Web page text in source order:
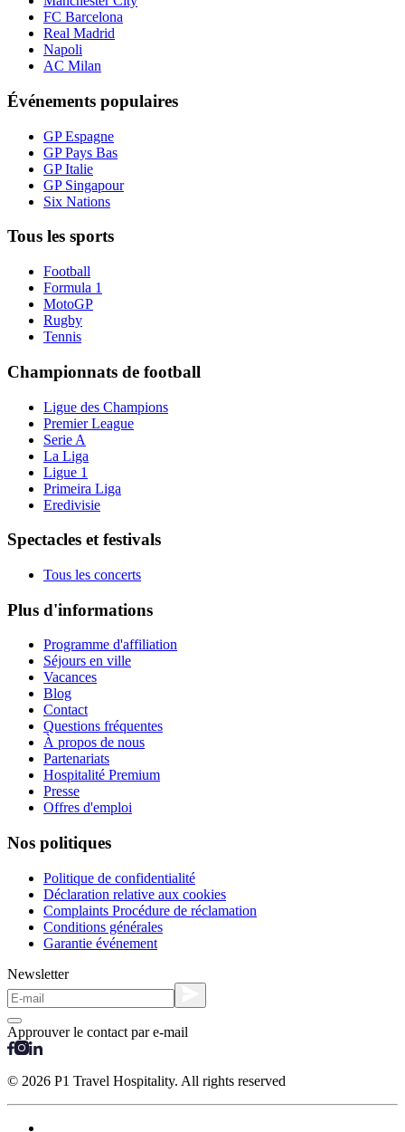
FC Barcelona
Real Madrid
Napoli
AC Milan
Événements populaires
GP Espagne
GP Pays Bas
GP Italie
GP Singapour
Six Nations
Tous les sports
Football
Formula 1
MotoGP
Rugby
Tennis
Championnats de football
Ligue des Champions
Premier League
Serie A
La Liga
Ligue 1
Primeira Liga
Eredivisie
Spectacles et festivals
Tous les concerts
Plus d'informations
Programme d'affiliation
Séjours en ville
Vacances
Blog
Contact
Questions fréquentes
À propos de nous
Partenariats
Hospitalité Premium
Presse
Offres d'emploi
Nos politiques
Politique de confidentialité
Déclaration relative aux cookies
Complaints Procédure de réclamation
Conditions générales
Garantie événement
Newsletter
Approuver le contact par e-mail
© 2026 P1 Travel Hospitality. All rights reserved